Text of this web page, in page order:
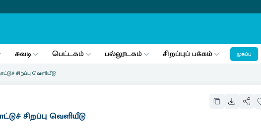
சுவடி பெட்டகம் பல்லூடகம் சிறப்புப் பக்கம் முகப்பு
சிறப்பு வெளியீடு
சிறப்பு வெளியீடு